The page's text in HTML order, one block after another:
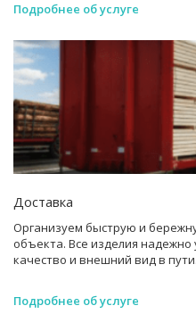
Подробнее об услуге
Доставка
Организуем быструю и
объекта. Все изделия
качество и внешний вид в пути.
Подробнее об услуге